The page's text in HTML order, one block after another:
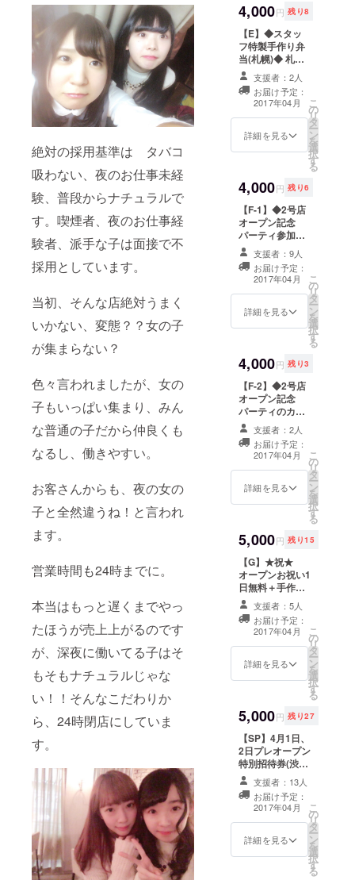
絶対の採用基準は タバコ
吸わない、夜のお仕事未経
験、普段からナチュラルで
す。喫煙者、夜のお仕事経
験者、派手な子は面接で不
採用としています。
当初、そんな店絶対うまく
いかない、変態？？女の子
が集まらない？
色々言われましたが、女の
子もいっぱい集まり、みん
な普通の子だから仲良くも
なるし、働きやすい。
お客さんからも、夜の女の
子と全然違うね！と言われ
ます。
営業時間も24時までに。
本当はもっと遅くまでやっ
たほうが売上上がるのです
が、深夜に働いてる子はそ
もそもナチュラルじゃな
い！！そんなこだわりか
ら、24時閉店にしていま
す。
女は黙って眉毛
とリップ タイプ
B すっぴん
ブームの最古参
タイプC
SNOWと化粧に
ダマされた 郵送
でお受け取りい
ただけます。
4,000円 残り8
【E】◆スタッ
フ特製手作り弁
当(札幌)◆ 札幌
の全スタッフ選
べます ※日にち
選択可（2017年
8月31日までの
日にちでご指定
ください） ス
受け取りいただ
けます。 渋谷店
での受け取りや
郵送は承れませ
ん。
支援者：2人
お届け予定：
2017年04月
詳細を見る
こ
の
リ
タ
ー
ン
を
選
択
す
る
4,000円 残り6
【F-1】◆2号店
オープン記念
パーティ参加券
(札幌)◆ 2号店
オープンを記念
した祝賀パー
ティの招待券で
す（お食事付き2
時間飲み放題）
年4月30日18
時〜20時 開催場
所 店名→EVE 札
幌市中央区南4条
西3丁目グリーン
ビルNO.1-8階
支援者：9人
お届け予定：
2017年04月
詳細を見る
こ
の
リ
タ
ー
ン
を
選
択
す
る
4,000円 残り3
【F-2】◆2号店
オープン記念
パーティのカメ
ラ持ち込み券(札
幌)◆ 2017年4
月30日の祝賀
パーティ（札幌
で開催）にカメ
ラ(カメラ付きス
写真を撮ること
が出来る権利に
なります。 ※当
リターンはオー
プニングパー
ティー参加時の
オプションで
す、別途【F-1】
を合わせてご支
体では無効とな
りますのでご注
りこまないよう
にご協力くださ
い。
支援者：2人
お届け予定：
2017年04月
詳細を見る
こ
の
リ
タ
ー
ン
を
選
択
す
る
5,000円 残り15
【G】★祝★
オープンお祝い1
日無料＋手作り
フードサービス
2017年4月限
定 札幌・渋谷
両店で使用OK
飲み放題が時間
無制限無料、単
間、札幌店では3
時間で元がとれ
ちゃう♪
支援者：5人
お届け予定：
2017年04月
詳細を見る
こ
の
リ
タ
ー
ン
を
選
択
す
る
5,000円 残り27
【SP】4月1日、
2日プレオープン
特別招待券(渋谷
店) 関係者限定の
プレオープン2日
間に限定招
待！！ 一般のお
客様は入れな
い、まだ慣れて
支援者：13人
お届け予定：
2017年04月
詳細を見る
こ
の
リ
タ
ー
ン
を
選
択
す
る